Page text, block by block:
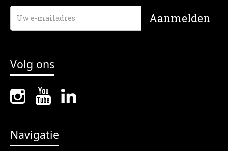
Volg ons
Navigatie